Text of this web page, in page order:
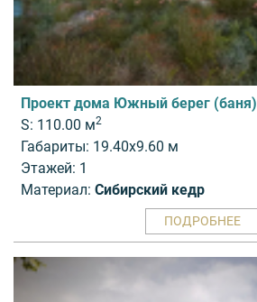
Проект дома Южный берег (баня)
S: 110.00 м2
Габариты: 19.40x9.60 м
Этажей: 1
Материал: Сибирский кедр
ПОДРОБНЕЕ